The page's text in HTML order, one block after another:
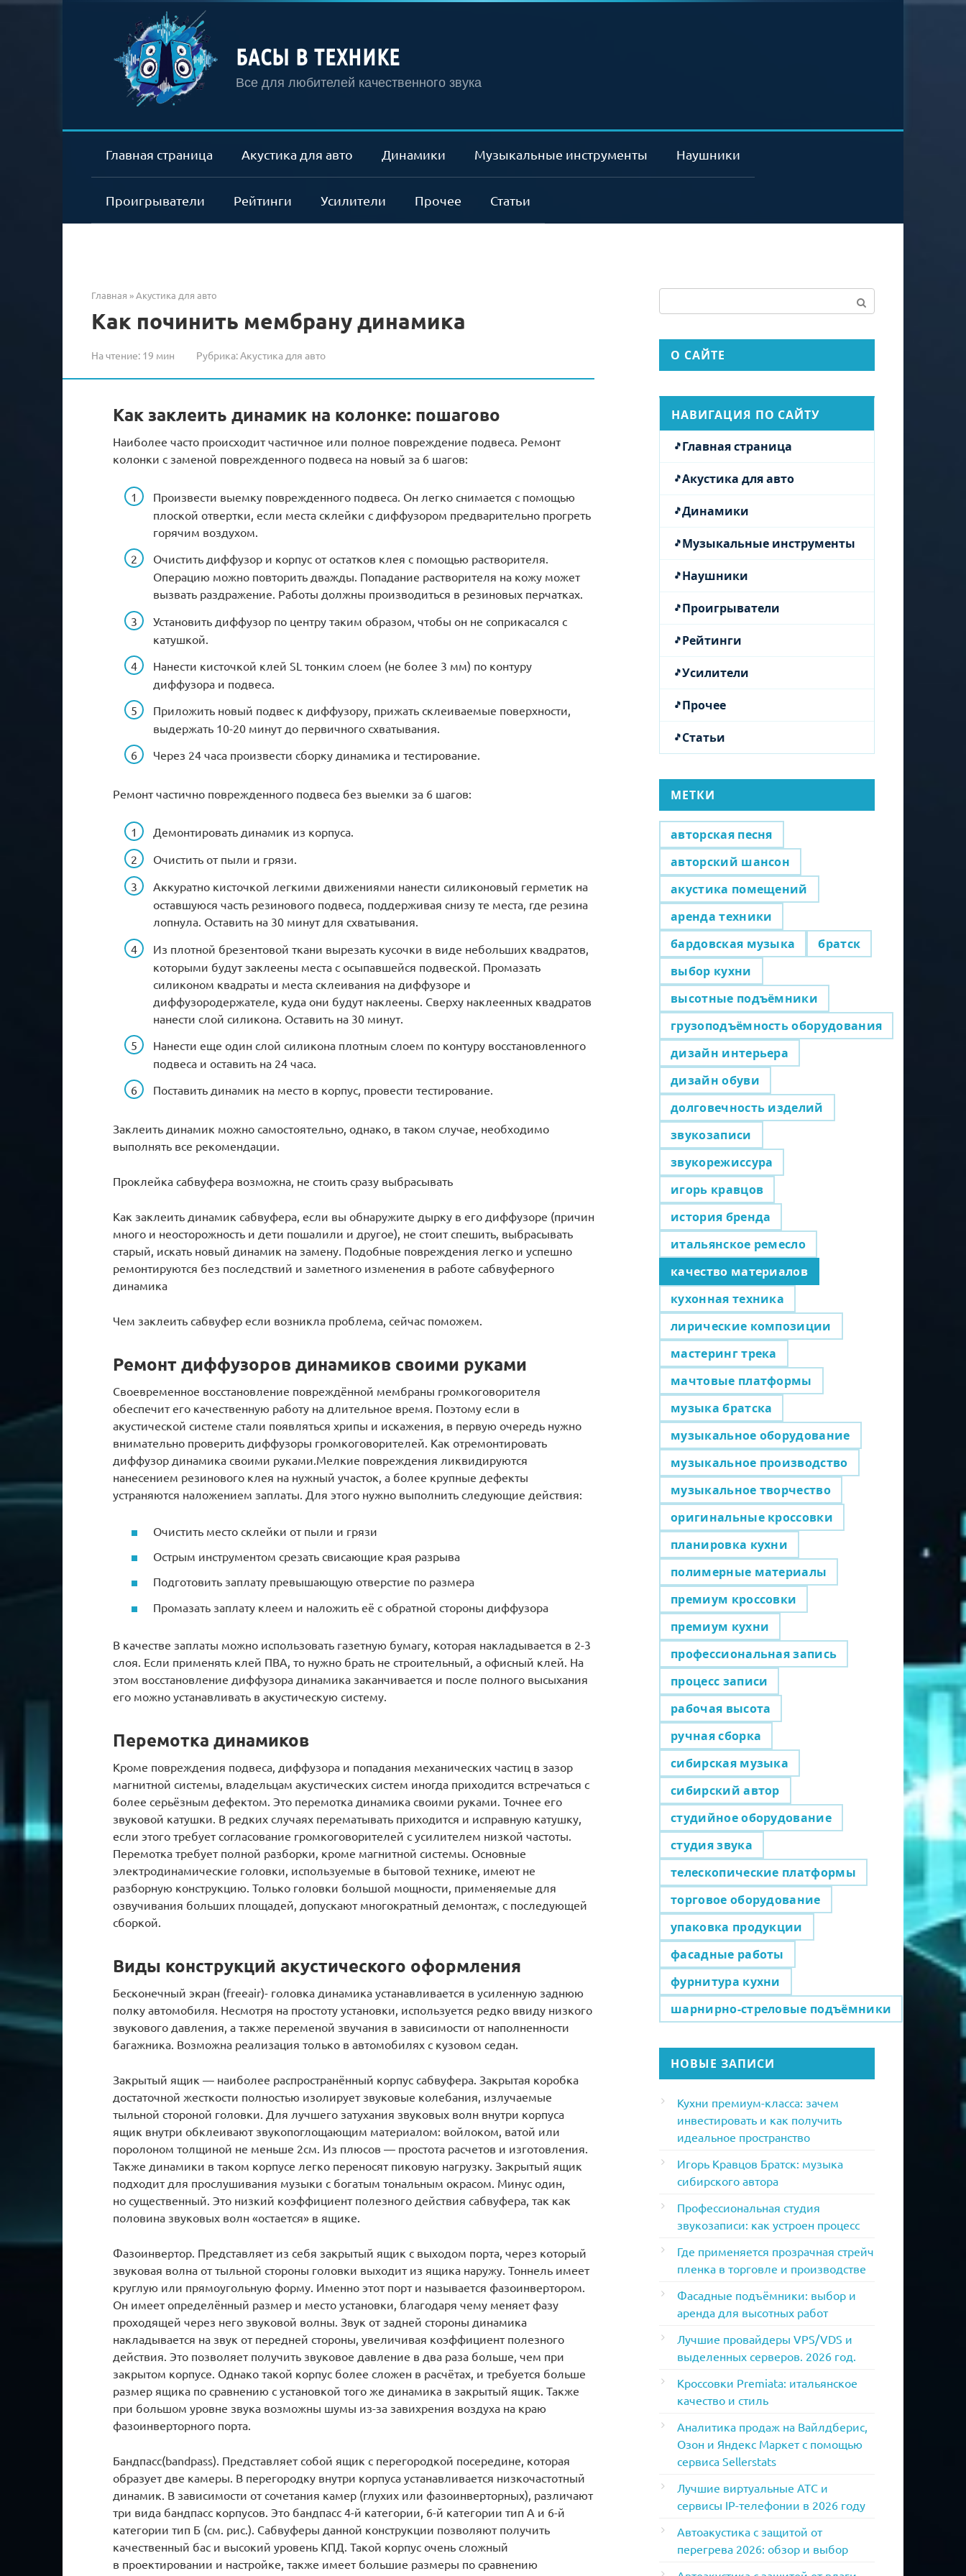
БАСЫ В ТЕХНИКЕ
Все для любителей качественного звука
Главная страница Акустика для авто Динамики Музыкальные инструменты Наушники
Проигрыватели Рейтинги Усилители Прочее Статьи
Главная »Акустика для авто
Как починить мембрану динамика
На чтение: 19 мин Рубрика:Акустика для авто
Как заклеить динамик на колонке: пошагово
Наиболее часто происходит частичное или полное повреждение подвеса. Ремонт
колонки с заменой поврежденного подвеса на новый за 6 шагов:
Произвести выемку поврежденного подвеса. Он легко снимается с помощью
плоской отвертки, если места склейки с диффузором предварительно прогреть
горячим воздухом.
Очистить диффузор и корпус от остатков клея с помощью растворителя.
Операцию можно повторить дважды. Попадание растворителя на кожу может
вызвать раздражение. Работы должны производиться в резиновых перчатках.
Установить диффузор по центру таким образом, чтобы он не соприкасался с
катушкой.
Нанести кисточкой клей SL тонким слоем (не более 3 мм) по контуру
диффузора и подвеса.
Приложить новый подвес к диффузору, прижать склеиваемые поверхности,
выдержать 10-20 минут до первичного схватывания.
Через 24 часа произвести сборку динамика и тестирование.
Ремонт частично поврежденного подвеса без выемки за 6 шагов:
Демонтировать динамик из корпуса.
Очистить от пыли и грязи.
Аккуратно кисточкой легкими движениями нанести силиконовый герметик на
оставшуюся часть резинового подвеса, поддерживая снизу те места, где резина
лопнула. Оставить на 30 минут для схватывания.
Из плотной брезентовой ткани вырезать кусочки в виде небольших квадратов,
которыми будут заклеены места с осыпавшейся подвеской. Промазать
силиконом квадраты и места склеивания на диффузоре и
диффузородержателе, куда они будут наклеены. Сверху наклеенных квадратов
нанести слой силикона. Оставить на 30 минут.
Нанести еще один слой силикона плотным слоем по контуру восстановленного
подвеса и оставить на 24 часа.
Поставить динамик на место в корпус, провести тестирование.
Заклеить динамик можно самостоятельно, однако, в таком случае, необходимо
выполнять все рекомендации.
Проклейка сабвуфера возможна, не стоить сразу выбрасывать
Как заклеить динамик сабвуфера, если вы обнаружите дырку в его диффузоре (причин
много и неосторожность и дети пошалили и другое), не стоит спешить, выбрасывать
старый, искать новый динамик на замену. Подобные повреждения легко и успешно
ремонтируются без последствий и заметного изменения в работе сабвуферного
динамика
Чем заклеить сабвуфер если возникла проблема, сейчас поможем.
Ремонт диффузоров динамиков своими руками
Своевременное восстановление повреждённой мембраны громкоговорителя
обеспечит его качественную работу на длительное время. Поэтому если в
акустической системе стали появляться хрипы и искажения, в первую очередь нужно
внимательно проверить диффузоры громкоговорителей. Как отремонтировать
диффузор динамика своими руками.Мелкие повреждения ликвидируются
нанесением резинового клея на нужный участок, а более крупные дефекты
устраняются наложением заплаты. Для этого нужно выполнить следующие действия:
Очистить место склейки от пыли и грязи
Острым инструментом срезать свисающие края разрыва
Подготовить заплату превышающую отверстие по размера
Промазать заплату клеем и наложить её с обратной стороны диффузора
В качестве заплаты можно использовать газетную бумагу, которая накладывается в 2-3
слоя. Если применять клей ПВА, то нужно брать не строительный, а офисный клей. На
этом восстановление диффузора динамика заканчивается и после полного высыхания
его можно устанавливать в акустическую систему.
Перемотка динамиков
Кроме повреждения подвеса, диффузора и попадания механических частиц в зазор
магнитной системы, владельцам акустических систем иногда приходится встречаться с
более серьёзным дефектом. Это перемотка динамика своими руками. Точнее его
звуковой катушки. В редких случаях перематывать приходится и исправную катушку,
если этого требует согласование громкоговорителей с усилителем низкой частоты.
Перемотка требует полной разборки, кроме магнитной системы. Основные
электродинамические головки, используемые в бытовой технике, имеют не
разборную конструкцию. Только головки большой мощности, применяемые для
озвучивания больших площадей, допускают многократный демонтаж, с последующей
сборкой.
Виды конструкций акустического оформления
Бесконечный экран (freeair)- головка динамика устанавливается в усиленную заднюю
полку автомобиля. Несмотря на простоту установки, используется редко ввиду низкого
звукового давления, а также переменой звучания в зависимости от наполненности
багажника. Возможна реализация только в автомобилях с кузовом седан.
Закрытый ящик — наиболее распространённый корпус сабвуфера. Закрытая коробка
достаточной жесткости полностью изолирует звуковые колебания, излучаемые
тыльной стороной головки. Для лучшего затухания звуковых волн внутри корпуса
ящик внутри обклеивают звукопоглощающим материалом: войлоком, ватой или
поролоном толщиной не меньше 2см. Из плюсов — простота расчетов и изготовления.
Также динамики в таком корпусе легко переносят пиковую нагрузку. Закрытый ящик
подходит для прослушивания музыки с богатым тональным окрасом. Минус один,
но существенный. Это низкий коэффициент полезного действия сабвуфера, так как
половина звуковых волн «остается» в ящике.
Фазоинвертор. Представляет из себя закрытый ящик с выходом порта, через который
звуковая волна от тыльной стороны головки выходит из ящика наружу. Тоннель имеет
круглую или прямоугольную форму. Именно этот порт и называется фазоинвертором.
Он имеет определённый размер и место установки, благодаря чему меняет фазу
проходящей через него звуковой волны. Звук от задней стороны динамика
накладывается на звук от передней стороны, увеличивая коэффициент полезного
действия. Это позволяет получить звуковое давление в два раза больше, чем при
закрытом корпусе. Однако такой корпус более сложен в расчётах, и требуется больше
размер ящика по сравнению с установкой того же динамика в закрытый ящик. Также
при большом уровне звука возможны шумы из-за завихрения воздуха на краю
фазоинверторного порта.
Бандпасс(bandpass). Представляет собой ящик с перегородкой посередине, которая
образует две камеры. В перегородку внутри корпуса устанавливается низкочастотный
динамик. В зависимости от сочетания камер (глухих или фазоинверторных), различают
три вида бандпасс корпусов. Это бандпасс 4-й категории, 6-й категории тип А и 6-й
категории тип Б (см. рис.). Сабвуферы данной конструкции позволяют получить
качественный бас и высокий уровень КПД. Такой корпус очень сложный
в проектировании и настройке, также имеет большие размеры по сравнению
О САЙТЕ
НАВИГАЦИЯ ПО САЙТУ
Главная страница
Акустика для авто
Динамики
Музыкальные инструменты
Наушники
Проигрыватели
Рейтинги
Усилители
Прочее
Статьи
МЕТКИ
авторская песня
авторский шансон
акустика помещений
аренда техники
бардовская музыка
братск
выбор кухни
высотные подъёмники
грузоподъёмность оборудования
дизайн интерьера
дизайн обуви
долговечность изделий
звукозаписи
звукорежиссура
игорь кравцов
история бренда
итальянское ремесло
качество материалов
кухонная техника
лирические композиции
мастеринг трека
мачтовые платформы
музыка братска
музыкальное оборудование
музыкальное производство
музыкальное творчество
оригинальные кроссовки
планировка кухни
полимерные материалы
премиум кроссовки
премиум кухни
профессиональная запись
процесс записи
рабочая высота
ручная сборка
сибирская музыка
сибирский автор
студийное оборудование
студия звука
телескопические платформы
торговое оборудование
упаковка продукции
фасадные работы
фурнитура кухни
шарнирно-стреловые подъёмники
НОВЫЕ ЗАПИСИ
Кухни премиум-класса: зачем
инвестировать и как получить
идеальное пространство
Игорь Кравцов Братск: музыка
сибирского автора
Профессиональная студия
звукозаписи: как устроен процесс
Где применяется прозрачная стрейч
пленка в торговле и производстве
Фасадные подъёмники: выбор и
аренда для высотных работ
Лучшие провайдеры VPS/VDS и
выделенных серверов. 2026 год.
Кроссовки Premiata: итальянское
качество и стиль
Аналитика продаж на Вайлдберис,
Озон и Яндекс Маркет с помощью
сервиса Sellerstats
Лучшие виртуальные АТС и
сервисы IP-телефонии в 2026 году
Автоакустика с защитой от
перегрева 2026: обзор и выбор